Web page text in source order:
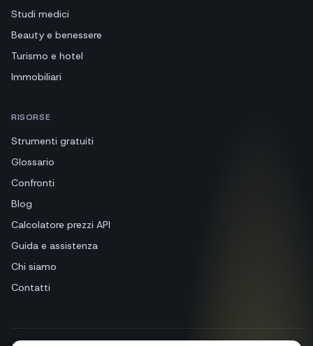
Studi medici
Beauty e benessere
Turismo e hotel
Immobiliari
RISORSE
Strumenti gratuiti
Glossario
Confronti
Blog
Calcolatore prezzi API
Guida e assistenza
Chi siamo
Contatti